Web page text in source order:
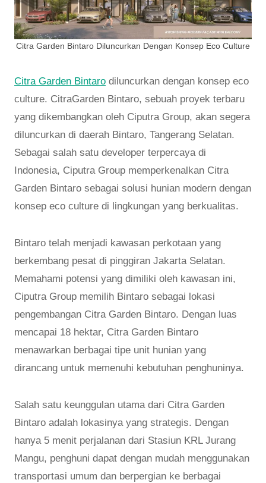
Citra Garden Bintaro Diluncurkan Dengan Konsep Eco Culture
Citra Garden Bintaro diluncurkan dengan konsep eco
culture. CitraGarden Bintaro, sebuah proyek terbaru
yang dikembangkan oleh Ciputra Group, akan segera
diluncurkan di daerah Bintaro, Tangerang Selatan.
Sebagai salah satu developer terpercaya di
Indonesia, Ciputra Group memperkenalkan Citra
Garden Bintaro sebagai solusi hunian modern dengan
konsep eco culture di lingkungan yang berkualitas.
Bintaro telah menjadi kawasan perkotaan yang
berkembang pesat di pinggiran Jakarta Selatan.
Memahami potensi yang dimiliki oleh kawasan ini,
Ciputra Group memilih Bintaro sebagai lokasi
pengembangan Citra Garden Bintaro. Dengan luas
mencapai 18 hektar, Citra Garden Bintaro
menawarkan berbagai tipe unit hunian yang
dirancang untuk memenuhi kebutuhan penghuninya.
Salah satu keunggulan utama dari Citra Garden
Bintaro adalah lokasinya yang strategis. Dengan
hanya 5 menit perjalanan dari Stasiun KRL Jurang
Mangu, penghuni dapat dengan mudah menggunakan
transportasi umum dan berpergian ke berbagai